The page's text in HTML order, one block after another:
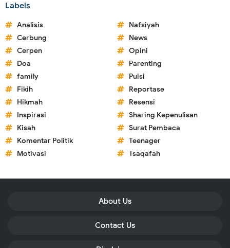
Labels
Analisis
Cerbung
Cerpen
Doa
family
Fikih
Hikmah
Inspirasi
Kisah
Komentar Politik
Motivasi
Nafsiyah
News
Opini
Parenting
Puisi
Reportase
Resensi
Sharing Kepenulisan
Surat Pembaca
Teenager
Tsaqafah
About Us
Contact Us